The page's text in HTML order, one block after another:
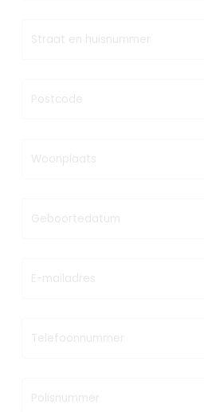
Straat en huisnummer
Postcode
Woonplaats
Geboortedatum
E-mailadres
Telefoonnummer
Polisnummer